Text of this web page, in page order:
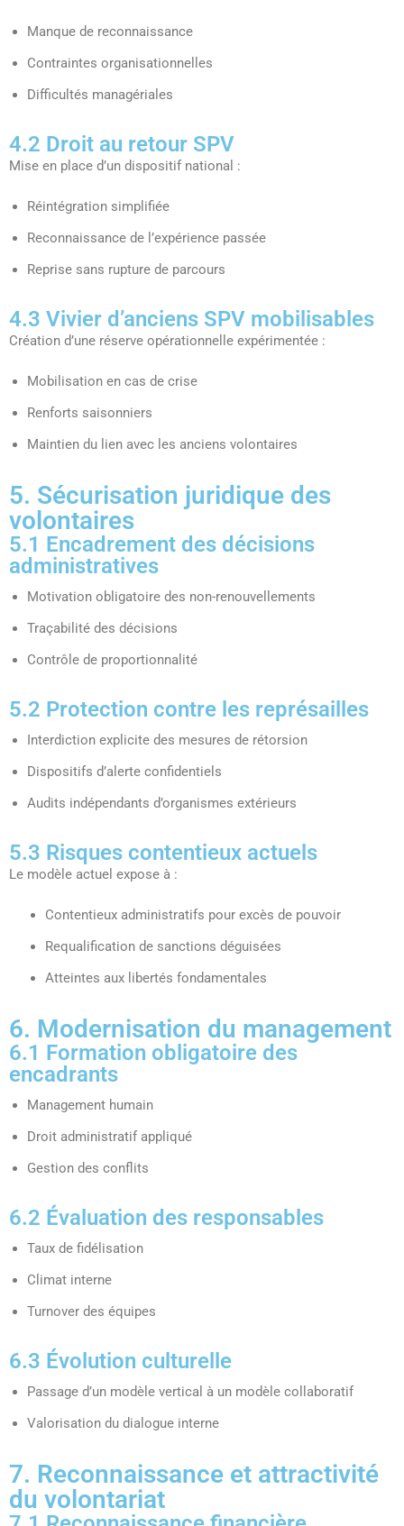
Manque de reconnaissance
Contraintes organisationnelles
Difficultés managériales
4.2 Droit au retour SPV
Mise en place d’un dispositif national :
Réintégration simplifiée
Reconnaissance de l’expérience passée
Reprise sans rupture de parcours
4.3 Vivier d’anciens SPV mobilisables
Création d’une réserve opérationnelle expérimentée :
Mobilisation en cas de crise
Renforts saisonniers
Maintien du lien avec les anciens volontaires
5. Sécurisation juridique des
volontaires
5.1 Encadrement des décisions
administratives
Motivation obligatoire des non-renouvellements
Traçabilité des décisions
Contrôle de proportionnalité
5.2 Protection contre les représailles
Interdiction explicite des mesures de rétorsion
Dispositifs d’alerte confidentiels
Audits indépendants d’organismes extérieurs
5.3 Risques contentieux actuels
Le modèle actuel expose à :
Contentieux administratifs pour excès de pouvoir
Requalification de sanctions déguisées
Atteintes aux libertés fondamentales
6. Modernisation du management
6.1 Formation obligatoire des
encadrants
Management humain
Droit administratif appliqué
Gestion des conflits
6.2 Évaluation des responsables
Taux de fidélisation
Climat interne
Turnover des équipes
6.3 Évolution culturelle
Passage d’un modèle vertical à un modèle collaboratif
Valorisation du dialogue interne
7. Reconnaissance et attractivité
du volontariat